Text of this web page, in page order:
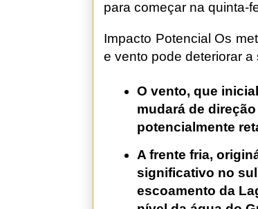
para começar na quinta-
Impacto Potencial Os
e vento pode deteriorar
O vento, que
mudará de
potencialmente
A frente fria,
significativo no
escoamento da